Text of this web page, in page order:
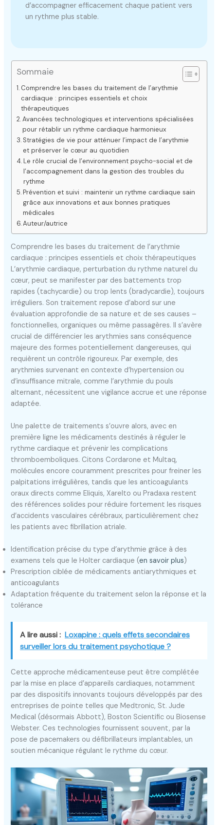
d’accompagner efficacement chaque patient vers
un rythme plus stable.
Sommaie
Comprendre les bases du traitement de l’arythmie
cardiaque : principes essentiels et choix
thérapeutiques
Avancées technologiques et interventions spécialisées
pour rétablir un rythme cardiaque harmonieux
Stratégies de vie pour atténuer l’impact de l’arythmie
et préserver le cœur au quotidien
Le rôle crucial de l’environnement psycho-social et de
l’accompagnement dans la gestion des troubles du
rythme
Prévention et suivi : maintenir un rythme cardiaque sain
grâce aux innovations et aux bonnes pratiques
médicales
Auteur/autrice
Comprendre les bases du traitement de l’arythmie
cardiaque : principes essentiels et choix thérapeutiques
L’arythmie cardiaque, perturbation du rythme naturel du
cœur, peut se manifester par des battements trop
rapides (tachycardie) ou trop lents (bradycardie), toujours
irréguliers. Son traitement repose d’abord sur une
évaluation approfondie de sa nature et de ses causes –
fonctionnelles, organiques ou même passagères. Il s’avère
crucial de différencier les arythmies sans conséquence
majeure des formes potentiellement dangereuses, qui
requièrent un contrôle rigoureux. Par exemple, des
arythmies survenant en contexte d’hypertension ou
d’insuffisance mitrale, comme l’arythmie du pouls
alternant, nécessitent une vigilance accrue et une réponse
adaptée.
Une palette de traitements s’ouvre alors, avec en
première ligne les médicaments destinés à réguler le
rythme cardiaque et prévenir les complications
thromboemboliques. Citons Cordarone et Multaq,
molécules encore couramment prescrites pour freiner les
palpitations irrégulières, tandis que les anticoagulants
oraux directs comme Eliquis, Xarelto ou Pradaxa restent
des références solides pour réduire fortement les risques
d’accidents vasculaires cérébraux, particulièrement chez
les patients avec fibrillation atriale.
Identification précise du type d’arythmie grâce à des
examens tels que le Holter cardiaque (en savoir plus)
Prescription ciblée de médicaments antiarythmiques et
anticoagulants
Adaptation fréquente du traitement selon la réponse et la
tolérance
A lire aussi : Loxapine : quels effets secondaires
surveiller lors du traitement psychotique ?
Cette approche médicamenteuse peut être complétée
par la mise en place d’appareils cardiaques, notamment
par des dispositifs innovants toujours développés par des
entreprises de pointe telles que Medtronic, St. Jude
Medical (désormais Abbott), Boston Scientific ou Biosense
Webster. Ces technologies fournissent souvent, par la
pose de pacemakers ou défibrillateurs implantables, un
soutien mécanique régulant le rythme du cœur.